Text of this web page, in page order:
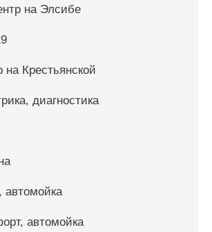
на Элсибе
на Крестьянской
диагностика
автомойка
автомойка